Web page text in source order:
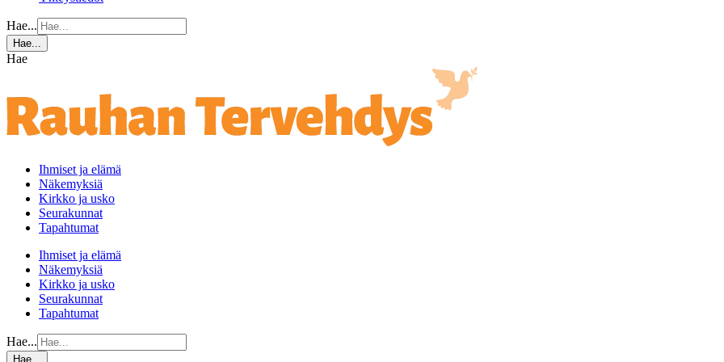
Hae...
Hae...
Hae
Ihmiset ja elämä
Näkemyksiä
Kirkko ja usko
Seurakunnat
Tapahtumat
Ihmiset ja elämä
Näkemyksiä
Kirkko ja usko
Seurakunnat
Tapahtumat
Hae...
Hae...